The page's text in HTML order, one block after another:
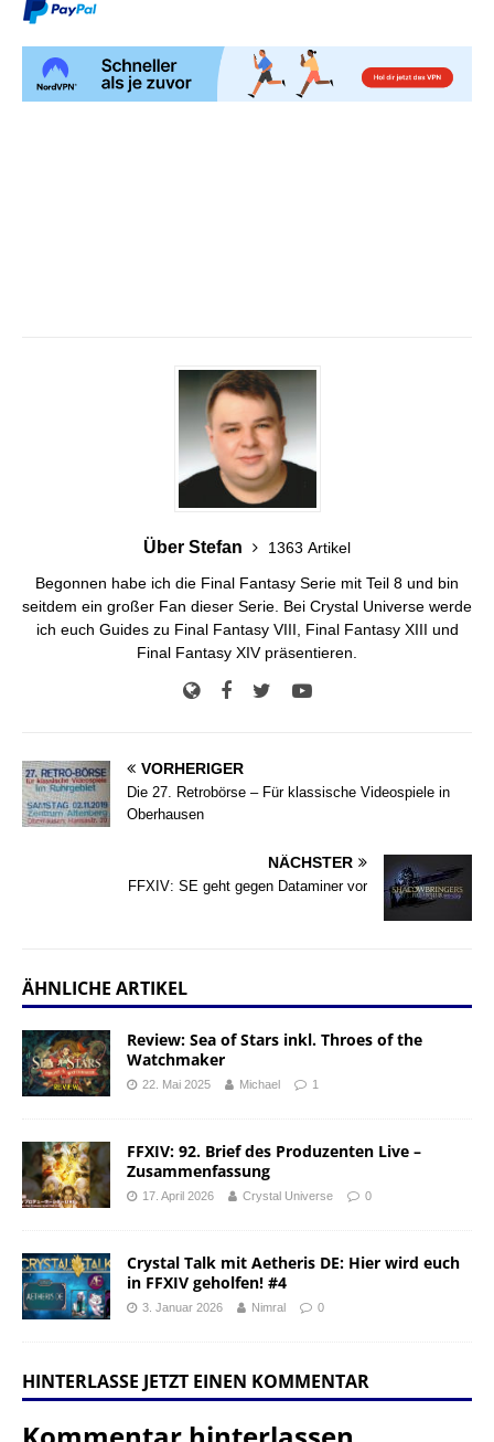
Über Stefan
1363 Artikel
Begonnen habe ich die Final Fantasy Serie mit Teil 8 und bin
seitdem ein großer Fan dieser Serie. Bei Crystal Universe werde
ich euch Guides zu Final Fantasy VIII, Final Fantasy XIII und
Final Fantasy XIV präsentieren.
VORHERIGER
Die 27. Retrobörse – Für klassische Videospiele in
Oberhausen
NÄCHSTER
FFXIV: SE geht gegen Dataminer vor
ÄHNLICHE ARTIKEL
Review: Sea of Stars inkl. Throes of the
Watchmaker
22. Mai 2025 Michael 1
FFXIV: 92. Brief des Produzenten Live –
Zusammenfassung
17. April 2026 Crystal Universe 0
Crystal Talk mit Aetheris DE: Hier wird euch
in FFXIV geholfen! #4
3. Januar 2026 Nimral 0
HINTERLASSE JETZT EINEN KOMMENTAR